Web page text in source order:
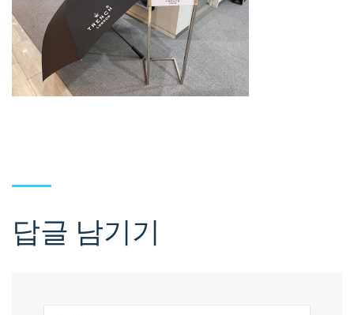
답글 남기기